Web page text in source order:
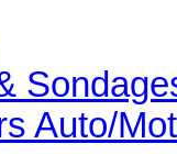
Auto/